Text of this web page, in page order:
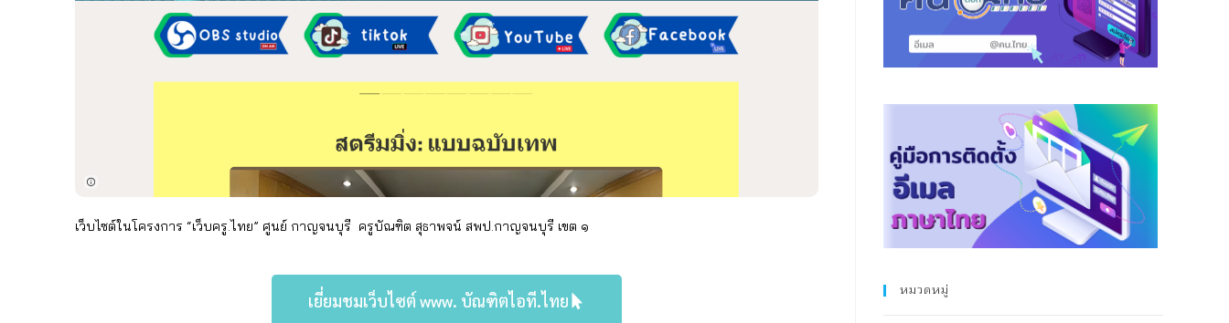
เว็บไซต์ในโครงการ “เว็บครู.ไทย” ศูนย์ กาญจนบุรี ครูบัณฑิต สุธาพจน์ สพป.กาญจนบุรี เขต ๑
เยี่ยมชมเว็บไซต์ www. บัณฑิตไอที.ไทย
หมวดหมู่